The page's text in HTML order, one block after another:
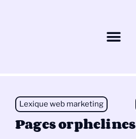
Lexique web marketing
Pages orphelines